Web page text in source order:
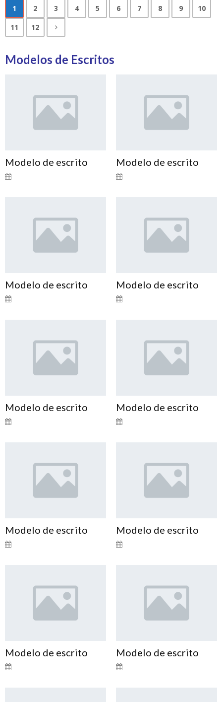
1 2 3 4 5 6 7 8 9
10
11
12
Modelos de Escritos
Modelo de escrito Modelo de escrito
Modelo de escrito Modelo de escrito
Modelo de escrito Modelo de escrito
Modelo de escrito Modelo de escrito
Modelo de escrito Modelo de escrito